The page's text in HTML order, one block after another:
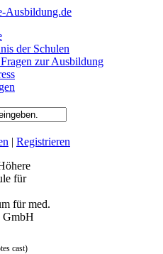
der Schulen
zur Ausbildung
| Registrieren
cast)